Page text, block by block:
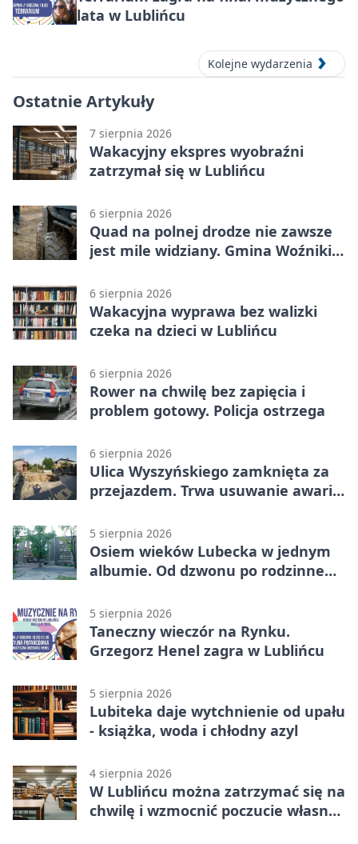
lata w Lublińcu
Kolejne wydarzenia
Ostatnie Artykuły
7 sierpnia 2026
Wakacyjny ekspres wyobraźni
zatrzymał się w Lublińcu
6 sierpnia 2026
Quad na polnej drodze nie zawsze
jest mile widziany. Gmina Woźniki
6 sierpnia 2026
Wakacyjna wyprawa bez walizki
czeka na dzieci w Lublińcu
6 sierpnia 2026
Rower na chwilę bez zapięcia i
problem gotowy. Policja ostrzega
6 sierpnia 2026
Ulica Wyszyńskiego zamknięta za
przejazdem. Trwa usuwanie awarii
5 sierpnia 2026
Osiem wieków Lubecka w jednym
albumie. Od dzwonu po rodzinne
5 sierpnia 2026
Taneczny wieczór na Rynku.
Grzegorz Henel zagra w Lublińcu
5 sierpnia 2026
Lubiteka daje wytchnienie od upału
- książka, woda i chłodny azyl
4 sierpnia 2026
W Lublińcu można zatrzymać się na
chwilę i wzmocnić poczucie własnej